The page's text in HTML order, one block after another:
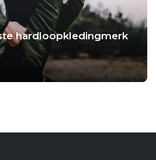
hardloopkledingmerk